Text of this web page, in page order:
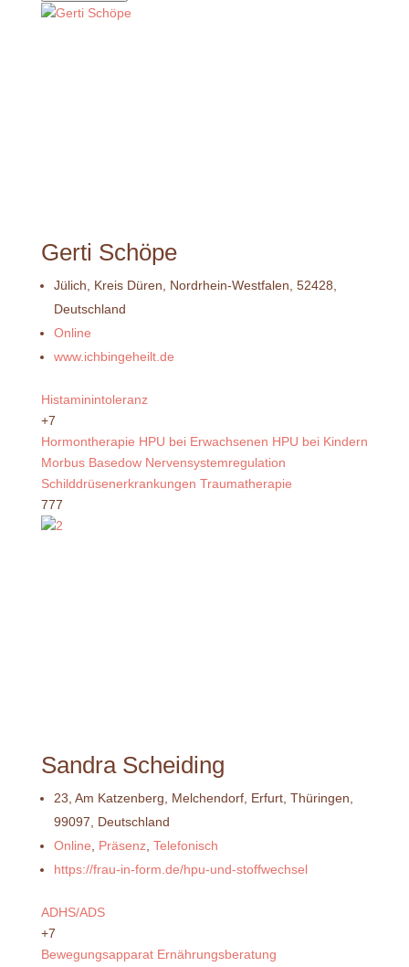
Gerti Schöpe
Jülich, Kreis Düren, Nordrhein-Westfalen, 52428,
Deutschland
Online
www.ichbingeheilt.de
Histaminintoleranz
+7
Hormontherapie HPU bei Erwachsenen HPU bei Kindern
Morbus Basedow Nervensystemregulation
Schilddrüsenerkrankungen Traumatherapie
777
Sandra Scheiding
23, Am Katzenberg, Melchendorf, Erfurt, Thüringen,
99097, Deutschland
Online
Präsenz Telefonisch
https://frau-in-form.de/hpu-und-stoffwechsel
ADHS/ADS
+7
Bewegungsapparat Ernährungsberatung